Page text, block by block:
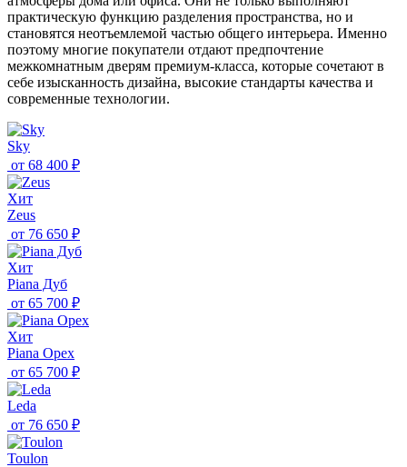
практическую функцию разделения пространства, но и
становятся неотъемлемой частью общего интерьера. Именно
поэтому многие покупатели отдают предпочтение
межкомнатным дверям премиум-класса, которые сочетают в
себе изысканность дизайна, высокие стандарты качества и
современные технологии.
Sky
от 68 400 ₽
Хит
Zeus
от 76 650 ₽
Хит
Piana Дуб
от 65 700 ₽
Хит
Piana Орех
от 65 700 ₽
Leda
от 76 650 ₽
Toulon